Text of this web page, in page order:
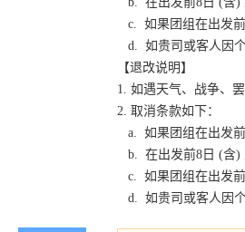
c. 如果团组在出发前
d. 如贵司或客人因
【退改说明】
1. 如遇天气、战争、
2. 取消条款如下：
a. 如果团组在出发
b. 在出发前8日 (含)
c. 如果团组在出发前
d. 如贵司或客人因